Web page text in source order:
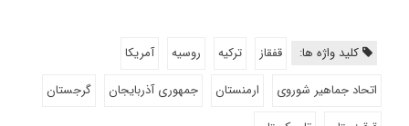
کلید واژه ها: قفقاز ترکیه روسیه
آمریکا
اتحاد جماهیر شوروی
ارمنستان جمهوری آذربایجان
گرجستان